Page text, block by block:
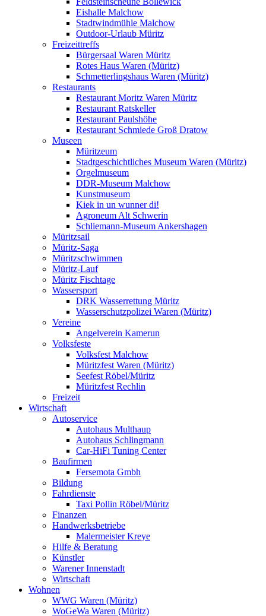
Eishalle Malchow
Stadtwindmühle Malchow
Outdoor-Urlaub Müritz
Freizeittreffs
Bürgersaal Waren Müritz
Rotes Haus Waren (Müritz)
Schmetterlingshaus Waren (Müritz)
Restaurants
Restaurant Moritz Waren Müritz
Restaurant Ratskeller
Restaurant Paulshöhe
Restaurant Schmiede Groß Dratow
Museen
Müritzeum
Stadtgeschichtliches Museum Waren (Müritz)
Orgelmuseum
DDR-Museum Malchow
Kunstmuseum
Kiek in un wunner di!
Agroneum Alt Schwerin
Schliemann-Museum Ankershagen
Müritzsail
Müritz-Saga
Müritzschwimmen
Müritz-Lauf
Müritz Fischtage
Wassersport
DRK Wasserrettung Müritz
Wasserschutzpolizei Waren (Müritz)
Vereine
Angelverein Kamerun
Volksfeste
Volksfest Malchow
Müritzfest Waren (Müritz)
Seefest Röbel/Müritz
Müritzfest Rechlin
Freizeit
Wirtschaft
Autoservice
Autohaus Multhaup
Autohaus Schlingmann
Car-HiFi Tuning Center
Baufirmen
Fersemota Gmbh
Bildung
Fahrdienste
Taxi Pollin Röbel/Müritz
Finanzen
Handwerksbetriebe
Malermeister Kreye
Hilfe & Beratung
Künstler
Warener Innenstadt
Wirtschaft
Wohnen
WWG Waren (Müritz)
WoGeWa Waren (Müritz)